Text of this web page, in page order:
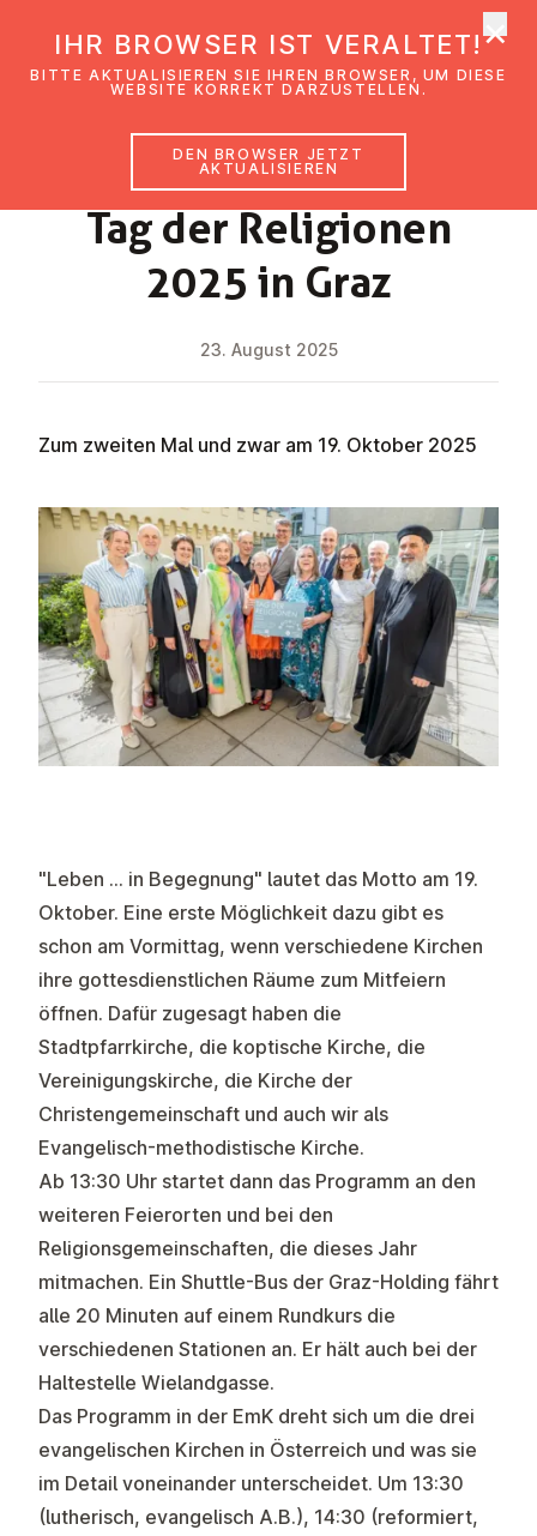
Tag der Re­li­gio­nen
2025 in Graz
NEWS
23. August 2025
Zum zweiten Mal und zwar am 19. Oktober 2025
"Leben … in Begegnung" lautet das Motto am 19.
Oktober. Eine erste Möglichkeit dazu gibt es
schon am Vormittag, wenn verschiedene Kirchen
ihre gottesdienstlichen Räume zum Mitfeiern
öffnen. Dafür zugesagt haben die
Stadtpfarrkirche, die koptische Kirche, die
Vereinigungskirche, die Kirche der
Christengemeinschaft und auch wir als
Evangelisch-methodistische Kirche.
Ab 13:30 Uhr startet dann das Programm an den
weiteren Feierorten und bei den
Religionsgemeinschaften, die dieses Jahr
mitmachen. Ein Shuttle-Bus der Graz-Holding fährt
alle 20 Minuten auf einem Rundkurs die
verschiedenen Stationen an. Er hält auch bei der
Haltestelle Wielandgasse.
Das Programm in der EmK dreht sich um die drei
evangelischen Kirchen in Österreich und was sie
im Detail voneinander unterscheidet. Um 13:30
(lutherisch, evangelisch A.B.), 14:30 (reformiert,
IHR BROWSER IST VERALTET!
BITTE AKTUALISIEREN SIE IHREN BROWSER, UM DIESE
WEBSITE KORREKT DARZUSTELLEN.
DEN BROWSER JETZT
AKTUALISIEREN
×